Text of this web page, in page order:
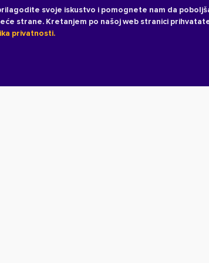
svoje iskustvo i pomognete nam da
strane. Kretanjem po našoj web stranici
privatnosti.